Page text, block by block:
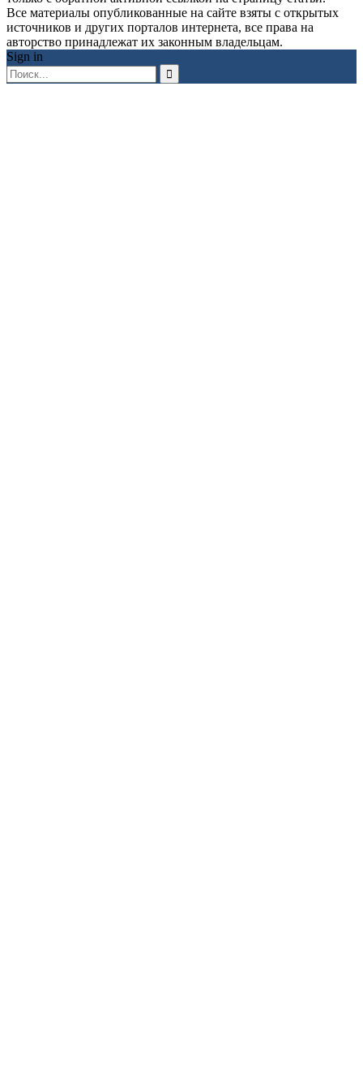
Все материалы опубликованные на сайте взяты с открытых
источников и других порталов интернета, все права на
авторство принадлежат их законным владельцам.
Sign in